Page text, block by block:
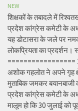
NEW
शिक्षकों के तबादले में
प्रदेश कांग्रेस कमेटी के
यह डोटासरा के जले पर
लोकप्रियता का प्रदर्शन।
=================
अशोक गहलोत ने अपने गृह
मुताबिक जमकर
प्रदेश कांग्रेस कमेटी के
मालूम हो कि 30 जुलाई को